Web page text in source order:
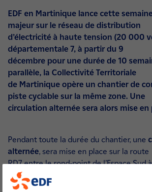
EDF en Martinique lance cette
majeur sur le réseau de distribution
d’électricité à haute tension (20 000
départementale 7, à partir du 9
décembre pour une durée de 10
parallèle, la Collectivité Territoriale
de Martinique opère un chantier de
piste cyclable sur la même zone. Une
circulation alternée sera alors mise en
Pendant toute la durée du chantier, une
alternée, sera mise en place sur la route
RD7 entre le rond-point de l’Espace Sud
le rond-point de Mangofil aux Trois-
Ilets. Du 9 au 15 décembre, la circulation